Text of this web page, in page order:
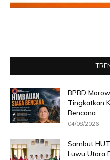
BPBD
Tingkatkan
Bencana
04/08/2026
Sambut
Luwu Utara